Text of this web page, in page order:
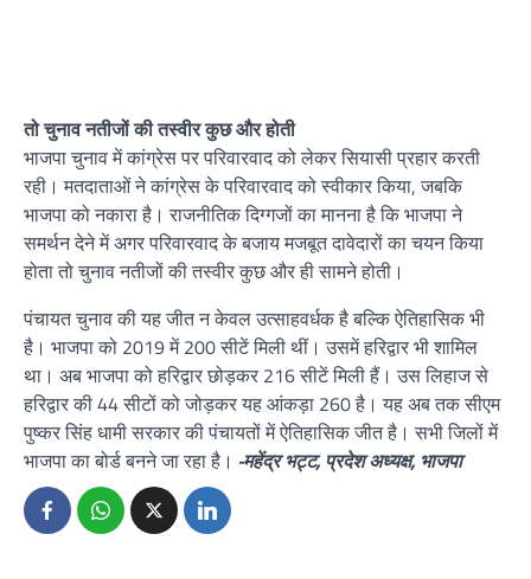
तो चुनाव नतीजों की तस्वीर कुछ और होती
भाजपा चुनाव में कांग्रेस पर परिवारवाद को लेकर सियासी प्रहार करती
रही। मतदाताओं ने कांग्रेस के परिवारवाद को स्वीकार किया, जबकि
भाजपा को नकारा है। राजनीतिक दिग्गजों का मानना है कि भाजपा ने
समर्थन देने में अगर परिवारवाद के बजाय मजबूत दावेदारों का चयन किया
होता तो चुनाव नतीजों की तस्वीर कुछ और ही सामने होती।
पंचायत चुनाव की यह जीत न केवल उत्साहवर्धक है बल्कि ऐतिहासिक भी
है। भाजपा को 2019 में 200 सीटें मिली थीं। उसमें हरिद्वार भी शामिल
था। अब भाजपा को हरिद्वार छोड़कर 216 सीटें मिली हैं। उस लिहाज से
हरिद्वार की 44 सीटों को जोड़कर यह आंकड़ा 260 है। यह अब तक सीएम
पुष्कर सिंह धामी सरकार की पंचायतों में ऐतिहासिक जीत है। सभी जिलों में
भाजपा का बोर्ड बनने जा रहा है। -महेंद्र भट्ट, प्रदेश अध्यक्ष, भाजपा